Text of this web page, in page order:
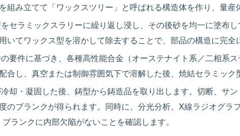
組み立てて「ワックスツリー」と呼ばれる構造体を作り、量産
セラミックスラリーに繰り返し浸し、その後砂を均一に塗布
いてワックス型を溶かして除去することで、部品の構造に完全
要件に基づき、各種高性能合金（オーステナイト系／二相系
合し、真空または制御雰囲気下で溶解した後、焼結セラミック
却・凝固した後、鋳型から鋳造品を取り出します。切断、サ
のブランクが得られます。同時に、分光分析、X線ラジオグラ
ランクに内部欠陥がないことを確認します。